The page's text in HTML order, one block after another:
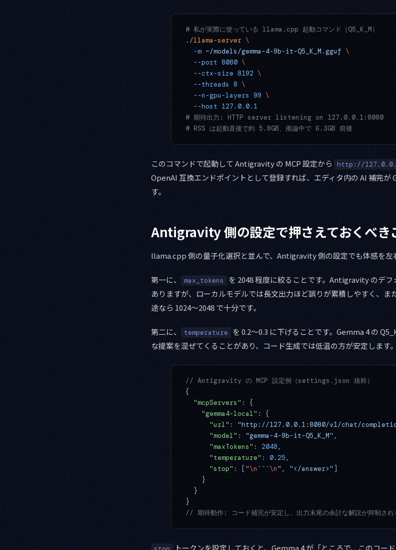
# 私が実際に使っている llama.cpp 起動コマンド（Q5_K_M）
./llama-server \
  -m
~/models/gemma-4-9b-it-Q5_K_M.gguf \
  --port
8080 \
  --ctx-size
8192 \
  --threads
8 \
  --n-gpu-layers
99 \
  --host
127.0.0.1
# 期待出力: HTTP server listening on 127.0.0.1:8080
# RSS は起動直後で約 5.8GB、推論中で 6.3GB 前後
このコマンドで起動して Antigravity の MCP 設定から http://
OpenAI 互換エンドポイントとして登録すれば、エディタ内の AI 補完が
す。
Antigravity 側の設定で押さえておくべき
llama.cpp 側の量子化選択と並んで、Antigravity 側の設定でも体感を左
第一に、 max_tokens
を 2048 程度に絞ることです。Antigravity のデフ
ありますが、ローカルモデルでは長文出力ほど誤りが累積しやすく、ま
途なら 1024〜2048 で十分です。
第二に、 temperature
を 0.2〜0.3 に下げることです。Gemma 4 の
な提案を混ぜてくることがあり、コード生成では低温の方が安定します。
// Antigravity の MCP 設定例（settings.json 抜粋）
{
  "mcpServers"
: {
    "gemma4-local"
: {
      "url"
: "http://127.0.0.1:8080/v1/chat/
      "model"
: "gemma-4-9b-it-Q5_K_M" ,
      "maxTokens"
: 2048 ,
      "temperature"
: 0.25 ,
      "stop"
: [ "\n ```\n" , "</answer>" ]
    }
  }
}
// 期待動作: コード補完が安定し、出力末尾の余計な解説が抑制され
トークンを設定しておくと、Gemma 4 が「ところで、このコ